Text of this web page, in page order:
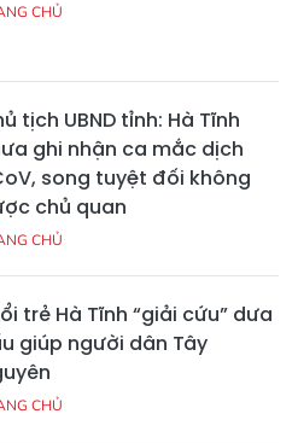
CHỦ
tịch UBND tỉnh: Hà Tĩnh
ghi nhận ca mắc dịch
song tuyệt đối không
chủ quan
CHỦ
trẻ Hà Tĩnh “giải cứu” dưa
giúp người dân Tây
CHỦ